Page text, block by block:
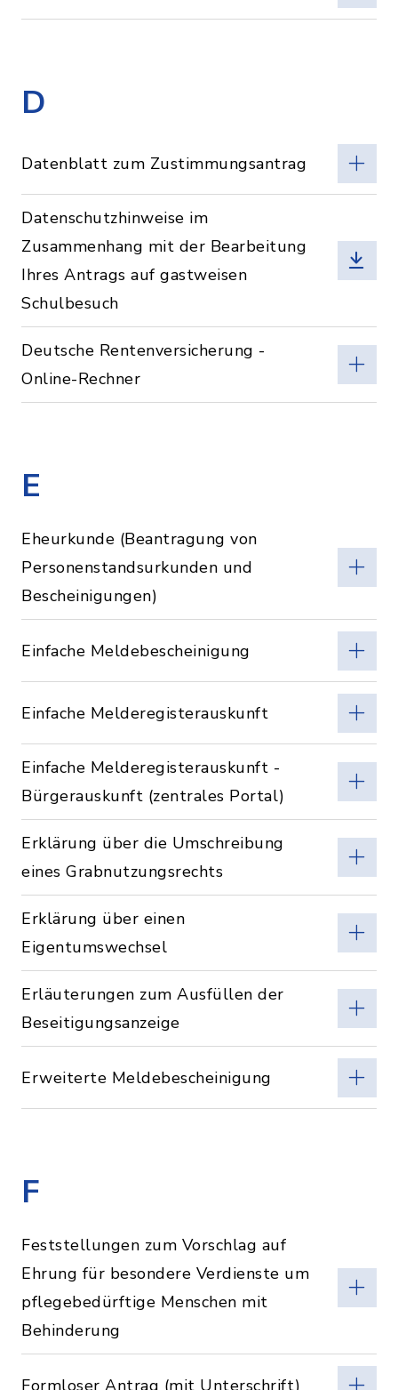
D
Datenblatt zum Zustimmungsantrag
Datenschutzhinweise im
Zusammenhang mit der Bearbeitung
Ihres Antrags auf gastweisen
Schulbesuch
Deutsche Rentenversicherung -
Online-Rechner
E
Eheurkunde (Beantragung von
Personenstandsurkunden und
Bescheinigungen)
Einfache Meldebescheinigung
Einfache Melderegisterauskunft
Einfache Melderegisterauskunft -
Bürgerauskunft (zentrales Portal)
Erklärung über die Umschreibung
eines Grabnutzungsrechts
Erklärung über einen
Eigentumswechsel
Erläuterungen zum Ausfüllen der
Beseitigungsanzeige
Erweiterte Meldebescheinigung
F
Feststellungen zum Vorschlag auf
Ehrung für besondere Verdienste um
pflegebedürftige Menschen mit
Behinderung
Formloser Antrag (mit Unterschrift)